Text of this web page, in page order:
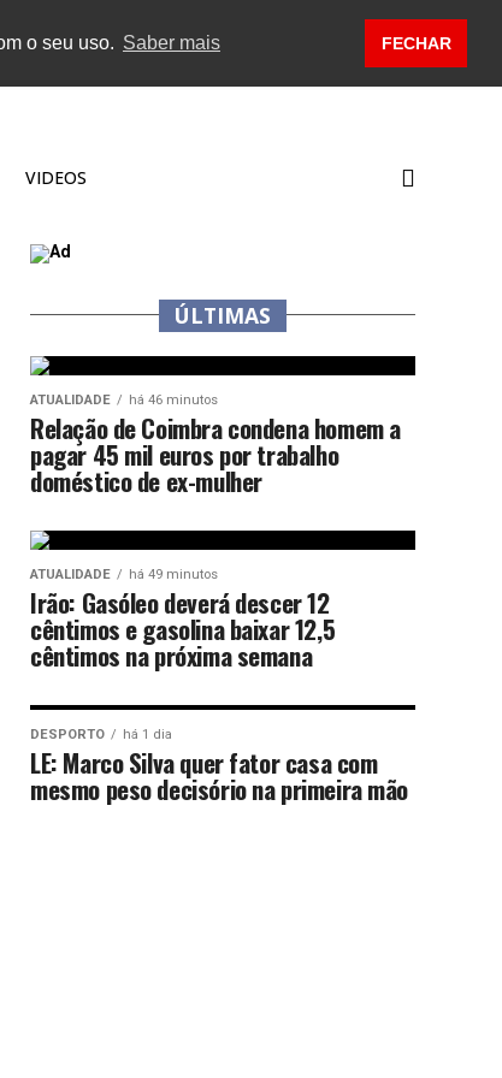
o seu uso. Saber mais FECHAR
VIDEOS
ÚLTIMAS
ATUALIDADE há 46 minutos
Relação de Coimbra condena homem a
pagar 45 mil euros por trabalho
doméstico de ex-mulher
ATUALIDADE há 49 minutos
Irão: Gasóleo deverá descer 12
cêntimos e gasolina baixar 12,5
cêntimos na próxima semana
DESPORTO há 1 dia
LE: Marco Silva quer fator casa com
mesmo peso decisório na primeira mão